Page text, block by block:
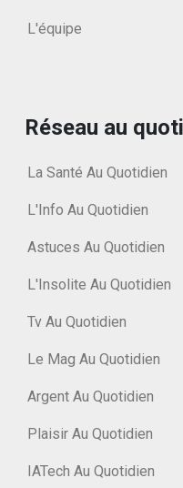
L'équipe
Réseau au
La Santé Au Quotidien
L'Info Au Quotidien
Astuces Au Quotidien
L'Insolite Au Quotidien
Tv Au Quotidien
Le Mag Au Quotidien
Argent Au Quotidien
Plaisir Au Quotidien
IATech Au Quotidien